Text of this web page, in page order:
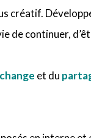
créatif.
de continuer,
et du